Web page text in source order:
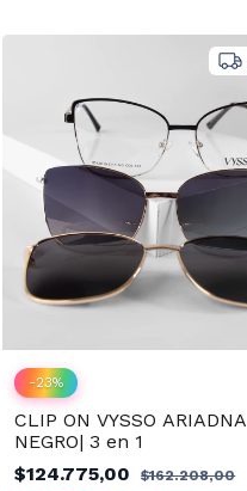
-23%
CLIP ON VYSSO ARIADNA
NEGRO| 3 en 1
$124.775,00
$162.208,00